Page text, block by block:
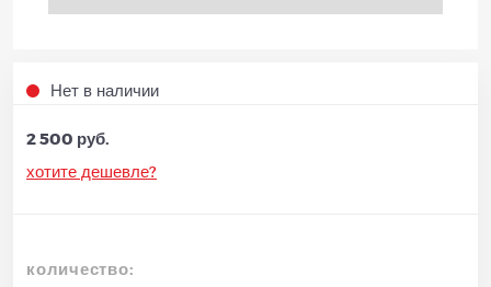
Нет в наличии
2 500 руб.
хотите дешевле?
количество: